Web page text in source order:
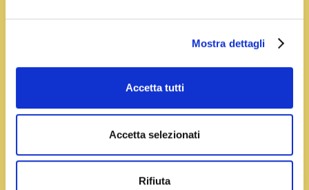
Mostra dettagli
Accetta tutti
Accetta selezionati
Rifiuta